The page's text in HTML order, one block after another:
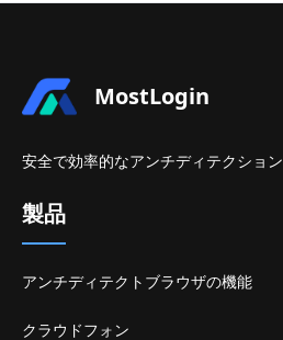
MostLogin
安全で効率的なアンチディテクション
製品
アンチディテクトブラウザの機能
クラウドフォン